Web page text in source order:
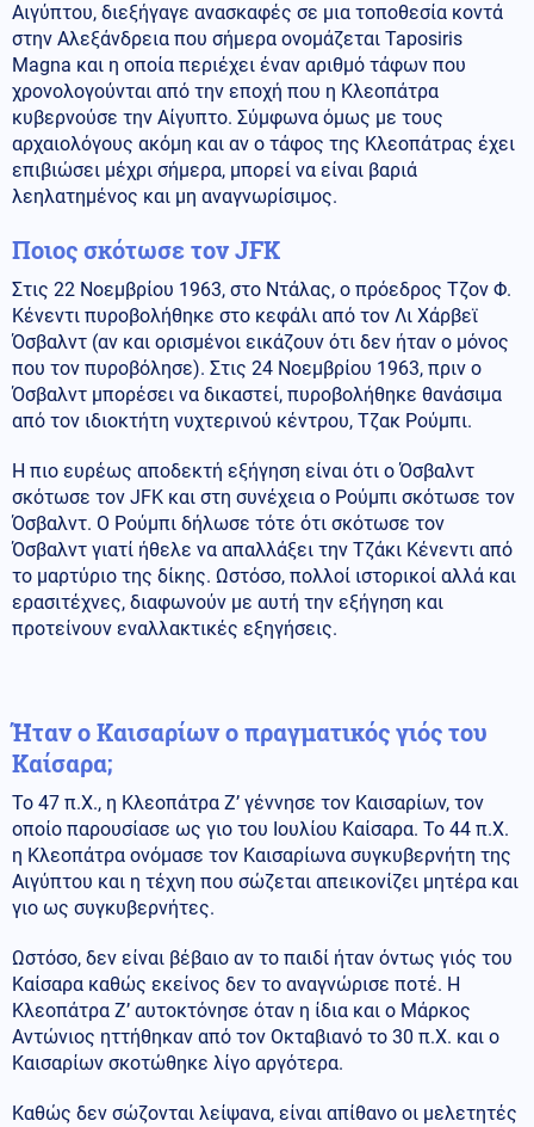
Αιγύπτου, διεξήγαγε ανασκαφές σε μια τοποθεσία κοντά
στην Αλεξάνδρεια που σήμερα ονομάζεται Taposiris
Magna και η οποία περιέχει έναν αριθμό τάφων που
χρονολογούνται από την εποχή που η Κλεοπάτρα
κυβερνούσε την Αίγυπτο. Σύμφωνα όμως με τους
αρχαιολόγους ακόμη και αν ο τάφος της Κλεοπάτρας έχει
επιβιώσει μέχρι σήμερα, μπορεί να είναι βαριά
λεηλατημένος και μη αναγνωρίσιμος.
Ποιος σκότωσε τον JFK
Στις 22 Νοεμβρίου 1963, στο Ντάλας, ο πρόεδρος Τζον Φ.
Κένεντι πυροβολήθηκε στο κεφάλι από τον Λι Χάρβεϊ
Όσβαλντ (αν και ορισμένοι εικάζουν ότι δεν ήταν ο μόνος
που τον πυροβόλησε). Στις 24 Νοεμβρίου 1963, πριν ο
Όσβαλντ μπορέσει να δικαστεί, πυροβολήθηκε θανάσιμα
από τον ιδιοκτήτη νυχτερινού κέντρου, Τζακ Ρούμπι.
Η πιο ευρέως αποδεκτή εξήγηση είναι ότι ο Όσβαλντ
σκότωσε τον JFK και στη συνέχεια ο Ρούμπι σκότωσε τον
Όσβαλντ. Ο Ρούμπι δήλωσε τότε ότι σκότωσε τον
Όσβαλντ γιατί ήθελε να απαλλάξει την Τζάκι Κένεντι από
το μαρτύριο της δίκης. Ωστόσο, πολλοί ιστορικοί αλλά και
ερασιτέχνες, διαφωνούν με αυτή την εξήγηση και
προτείνουν εναλλακτικές εξηγήσεις.
Ήταν ο Καισαρίων ο πραγματικός γιός του
Καίσαρα;
Το 47 π.Χ., η Κλεοπάτρα Ζ’ γέννησε τον Καισαρίων, τον
οποίο παρουσίασε ως γιο του Ιουλίου Καίσαρα. Το 44 π.Χ.
η Κλεοπάτρα ονόμασε τον Καισαρίωνα συγκυβερνήτη της
Αιγύπτου και η τέχνη που σώζεται απεικονίζει μητέρα και
γιο ως συγκυβερνήτες.
Ωστόσο, δεν είναι βέβαιο αν το παιδί ήταν όντως γιός του
Καίσαρα καθώς εκείνος δεν το αναγνώρισε ποτέ. Η
Κλεοπάτρα Ζ’ αυτοκτόνησε όταν η ίδια και ο Μάρκος
Αντώνιος ηττήθηκαν από τον Οκταβιανό το 30 π.Χ. και ο
Καισαρίων σκοτώθηκε λίγο αργότερα.
Καθώς δεν σώζονται λείψανα, είναι απίθανο οι μελετητές